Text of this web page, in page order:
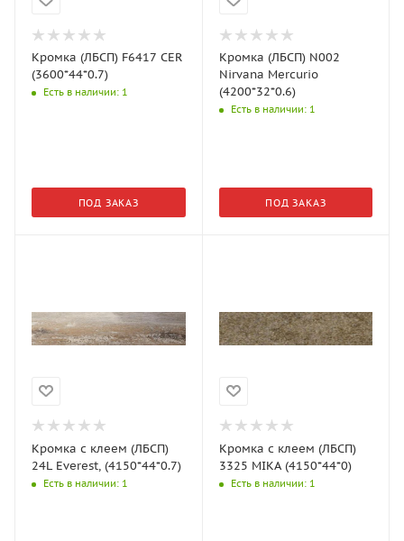
Кромка (ЛБСП) F6417 CER
(3600*44*0.7)
Есть в наличии: 1
ПОД ЗАКАЗ
Кромка (ЛБСП) N002
Nirvana Mercurio
(4200*32*0.6)
Есть в наличии: 1
ПОД ЗАКАЗ
Кромка с клеем (ЛБСП)
24L Everest, (4150*44*0.7)
Есть в наличии: 1
Кромка с клеем (ЛБСП)
3325 MIKA (4150*44*0)
Есть в наличии: 1